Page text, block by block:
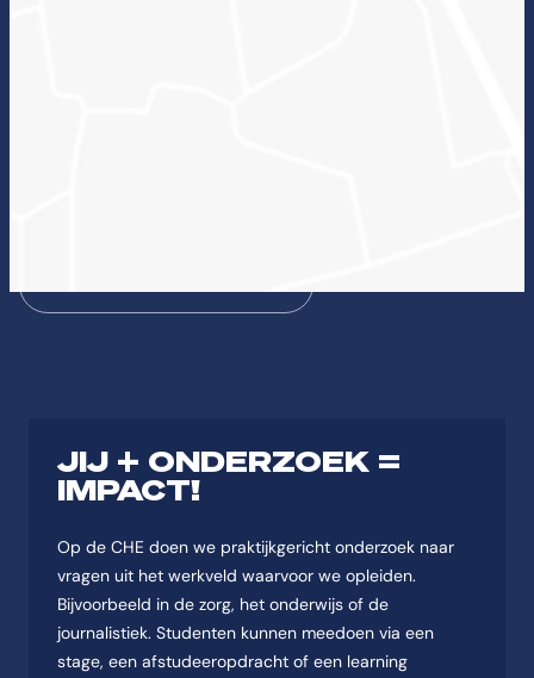
JIJ + ONDERZOEK =
IMPACT!
Op de CHE doen we praktijkgericht onderzoek naar
vragen uit het werkveld waarvoor we opleiden.
Bijvoorbeeld in de zorg, het onderwijs of de
journalistiek. Studenten kunnen meedoen via een
stage, een afstudeeropdracht of een learning